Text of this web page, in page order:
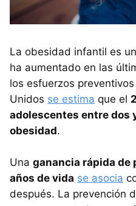
La obesidad infantil es
ha aumentado en las
los esfuerzos
Unidos se estima que el
adolescentes entre dos
obesidad.
Una ganancia rápida de
años de vida se asocia
después. La prevención